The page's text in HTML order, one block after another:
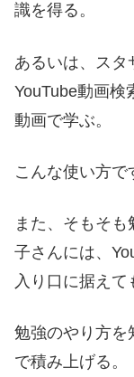
識を得る。
あるいは、スタ
YouTube動画検
動画で学ぶ。
こんな使い方で
また、そもそ
子さんには、
入り口に据えて
勉強のやり方を
で積み上げる。